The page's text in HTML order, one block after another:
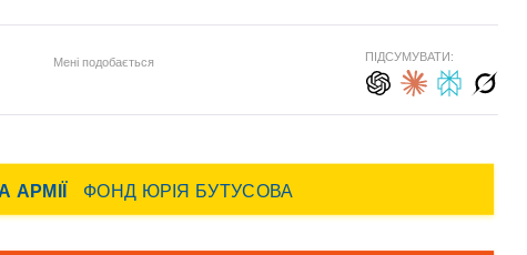
Мені подобається ПІДСУМУВАТИ: